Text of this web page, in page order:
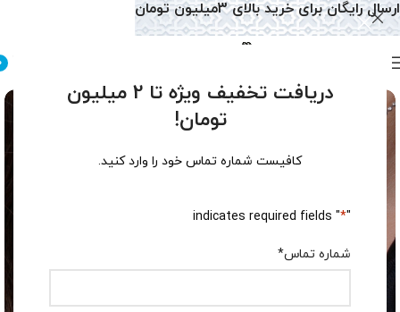
دریافت تخفیف ویژه تا 2 میلیون
تومان!
کافیست شماره تماس خود را وارد کنید.
"
*
" indicates required fields
شماره تماس*
ارسال رایگان برای خرید بالای 3میلیون تومان